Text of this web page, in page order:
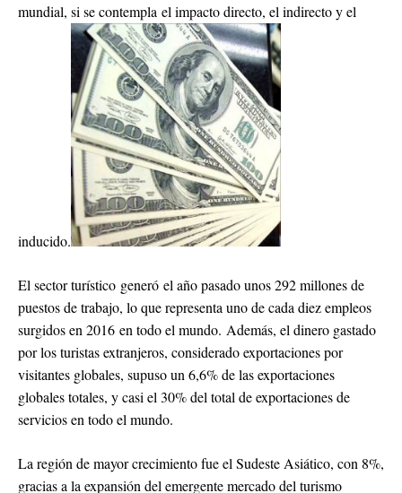
mundial, si se contempla el impacto directo, el indirecto y el
inducido.
El sector turístico generó el año pasado unos 292 millones de
puestos de trabajo, lo que representa uno de cada diez empleos
surgidos en 2016 en todo el mundo. Además, el dinero gastado
por los turistas extranjeros, considerado exportaciones por
visitantes globales, supuso un 6,6% de las exportaciones
globales totales, y casi el 30% del total de exportaciones de
servicios en todo el mundo.
La región de mayor crecimiento fue el Sudeste Asiático, con 8%,
gracias a la expansión del emergente mercado del turismo